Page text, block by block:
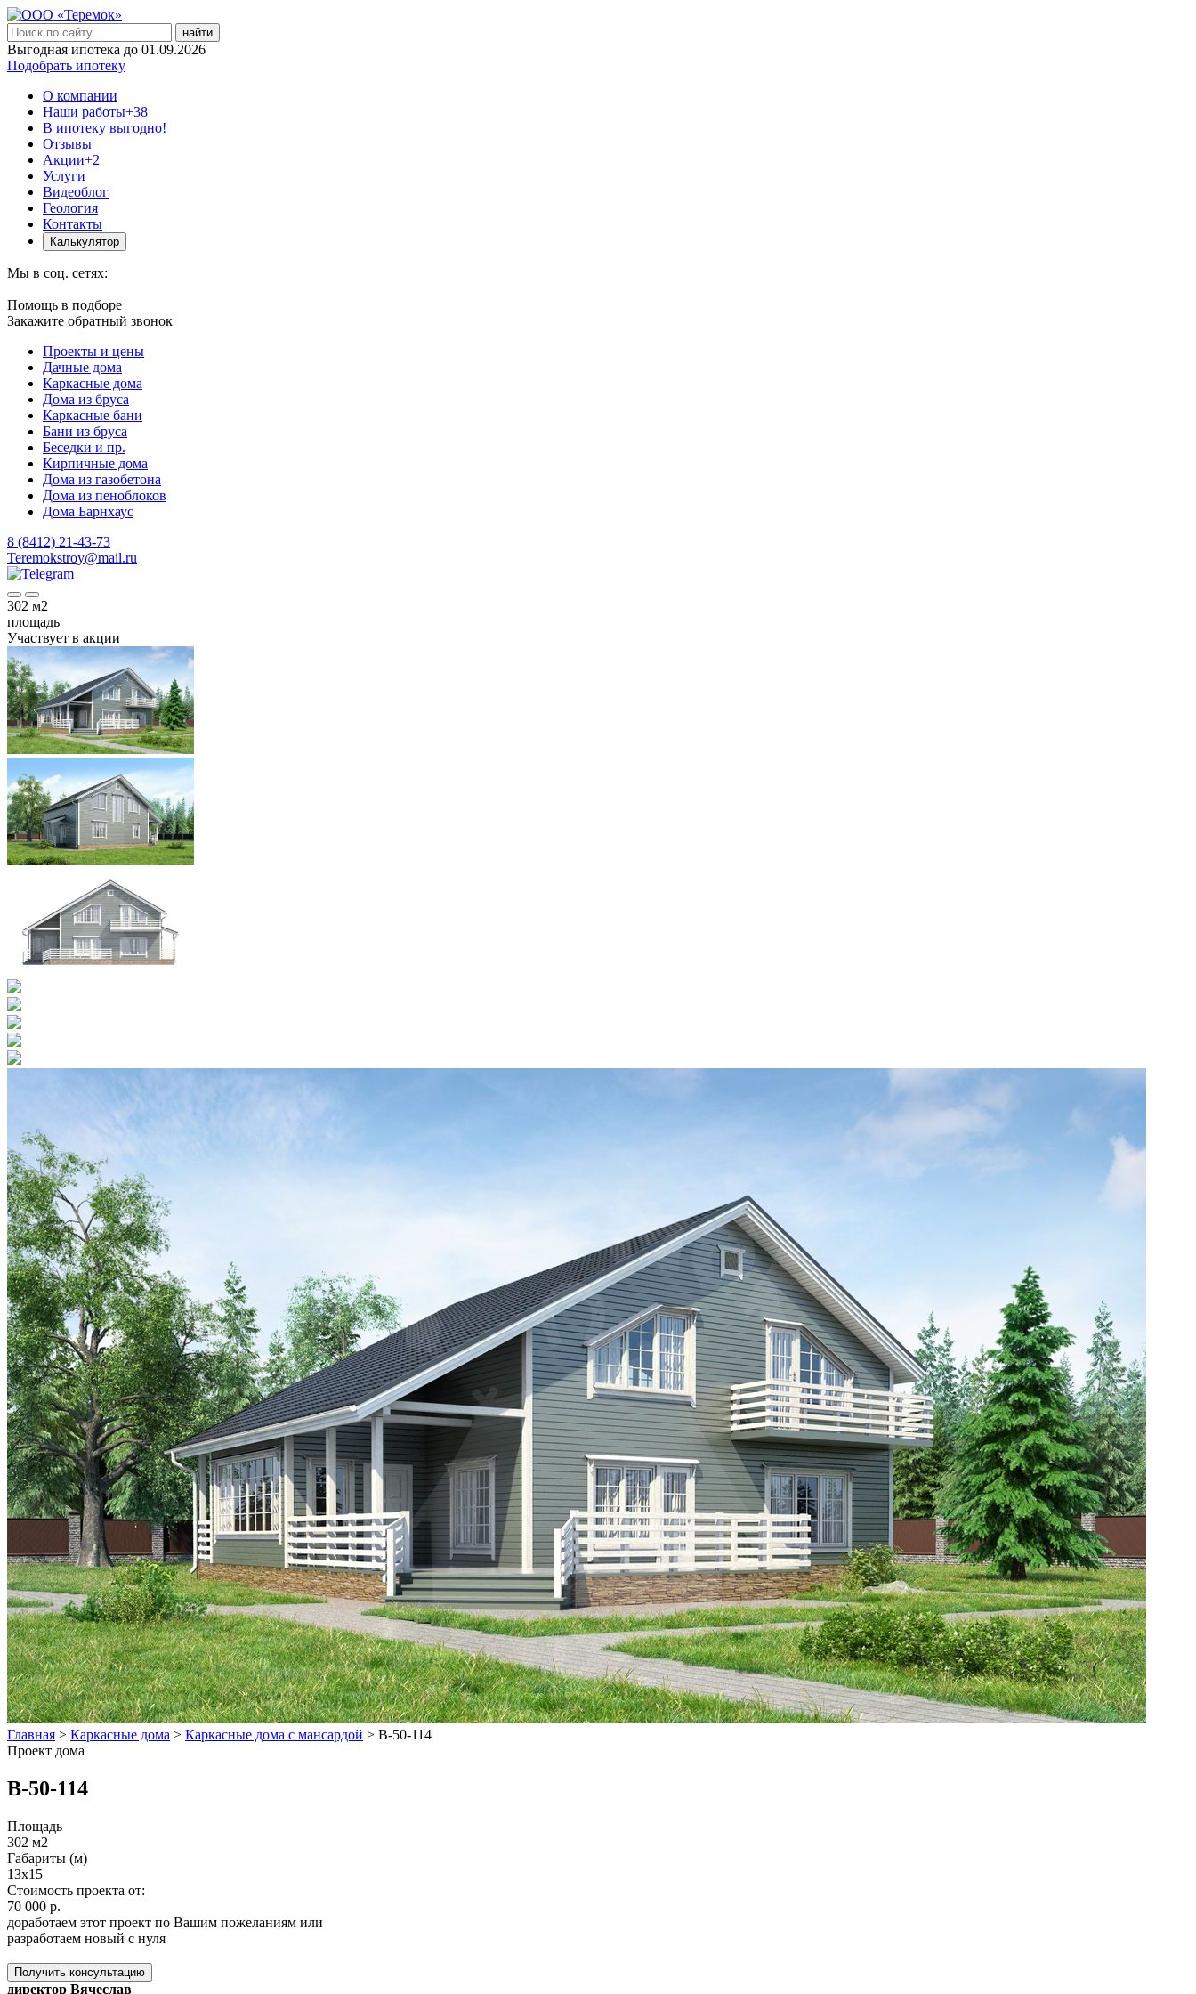
найти
Выгодная ипотека до 01.09.2026
Подобрать ипотеку
О компании
Наши работы+38
В ипотеку выгодно!
Отзывы
Акции+2
Услуги
Видеоблог
Геология
Контакты
Калькулятор
Мы в соц. сетях:
Помощь в подборе
Закажите обратный звонок
Проекты и цены
Дачные дома
Каркасные дома
Дома из бруса
Каркасные бани
Бани из бруса
Беседки и пр.
Кирпичные дома
Дома из газобетона
Дома из пеноблоков
Дома Барнхаус
8 (8412) 21-43-73
Teremokstroy@mail.ru
302 м2
площадь
Участвует в акции
Главная > Каркасные дома > Каркасные дома с мансардой > B-50-114
Проект дома
B-50-114
Площадь
302 м2
Габариты (м)
13х15
Стоимость проекта от:
70 000 р.
доработаем этот проект по Вашим пожеланиям или
разработаем новый с нуля
Получить консультацию
директор Вячеслав